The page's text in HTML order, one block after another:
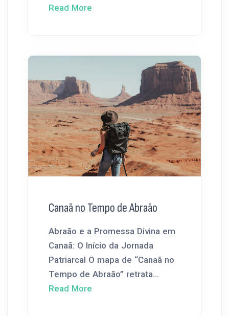
Read More
Canaã no Tempo de Abraão
Abraão e a Promessa Divina em
Canaã: O Início da Jornada
Patriarcal O mapa de “Canaã no
Tempo de Abraão” retrata...
Read More